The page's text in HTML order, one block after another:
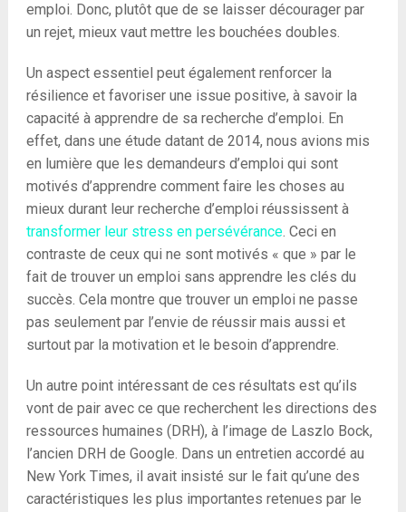
emploi. Donc, plutôt que de se laisser décourager par
un rejet, mieux vaut mettre les bouchées doubles.
Un aspect essentiel peut également renforcer la
résilience et favoriser une issue positive, à savoir la
capacité à apprendre de sa recherche d’emploi. En
effet, dans une étude datant de 2014, nous avions mis
en lumière que les demandeurs d’emploi qui sont
motivés d’apprendre comment faire les choses au
mieux durant leur recherche d’emploi réussissent à
transformer leur stress en persévérance. Ceci en
contraste de ceux qui ne sont motivés « que » par le
fait de trouver un emploi sans apprendre les clés du
succès. Cela montre que trouver un emploi ne passe
pas seulement par l’envie de réussir mais aussi et
surtout par la motivation et le besoin d’apprendre.
Un autre point intéressant de ces résultats est qu’ils
vont de pair avec ce que recherchent les directions des
ressources humaines (DRH), à l’image de Laszlo Bock,
l’ancien DRH de Google. Dans un entretien accordé au
New York Times, il avait insisté sur le fait qu’une des
caractéristiques les plus importantes retenues par le